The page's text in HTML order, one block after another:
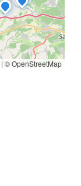
| © OpenStreetMap